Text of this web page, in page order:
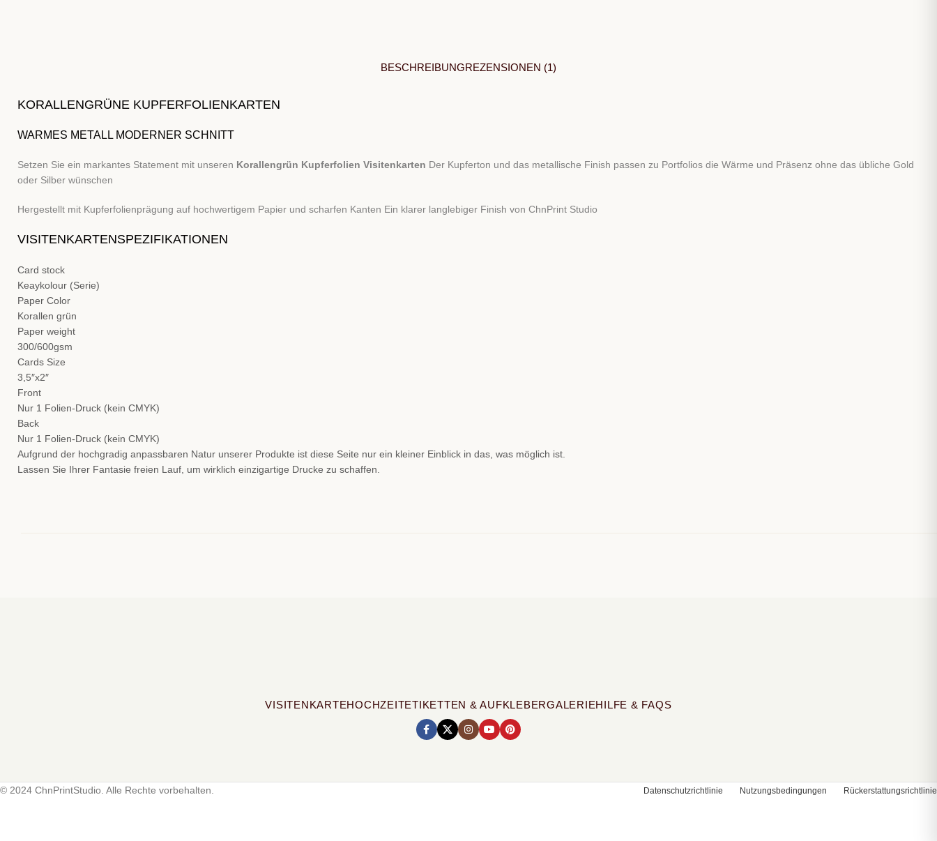
BESCHREIBUNGREZENSIONEN (1)
KORALLENGRÜNE KUPFERFOLIENKARTEN
WARMES METALL MODERNER SCHNITT
Setzen Sie ein markantes Statement mit unseren Korallengrün Kupferfolien Visitenkarten Der Kupferton und das metallische Finish passen zu Portfolios die Wärme und Präsenz ohne das übliche Gold
oder Silber wünschen
Hergestellt mit Kupferfolienprägung auf hochwertigem Papier und scharfen Kanten Ein klarer langlebiger Finish von ChnPrint Studio
VISITENKARTENSPEZIFIKATIONEN
Card stock
Keaykolour (Serie)
Paper Color
Korallen grün
Paper weight
300/600gsm
Cards Size
3,5″x2″
Front
Nur 1 Folien-Druck (kein CMYK)
Back
Nur 1 Folien-Druck (kein CMYK)
Aufgrund der hochgradig anpassbaren Natur unserer Produkte ist diese Seite nur ein kleiner Einblick in das, was möglich ist.
Lassen Sie Ihrer Fantasie freien Lauf, um wirklich einzigartige Drucke zu schaffen.
VISITENKARTEHOCHZEITETIKETTEN & AUFKLEBERGALERIEHILFE & FAQS
© 2024 ChnPrintStudio. Alle Rechte vorbehalten. Datenschutzrichtlinie Nutzungsbedingungen Rückerstattungsrichtlinie